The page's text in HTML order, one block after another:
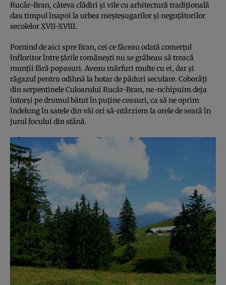
Rucăr-Bran, câteva clădiri şi vile cu arhitectură tradiţională
dau timpul înapoi la urbea meşteşugarilor şi neguţătorilor
secolelor XVII-XVIII.
Pornind de aici spre Bran, cei ce făceau odată comerţul
înfloritor între ţările româneşti nu se grăbeau să treacă
munţii fără popasuri. Aveau mărfuri multe cu ei, dar şi
răgazul pentru odihnă la hotar de păduri seculare. Coborâţi
din serpentinele Culoarului Rucăr-Bran, ne-nchipuim deja
întorşi pe drumul bătut în puţine ceasuri, ca să ne oprim
îndelung în satele din văi ori să-ntârziem la orele de seară în
jurul focului din stână.